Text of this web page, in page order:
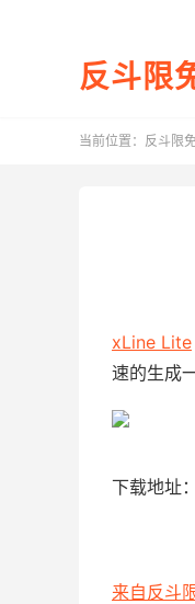
反斗限
当前位置： 反斗限
xLine Lite
速的生成
下载地址：
来自反斗